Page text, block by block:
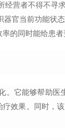
经营者不得不寻
器官当前功能状
的同时能给患
。它能够帮助
效果。同时，